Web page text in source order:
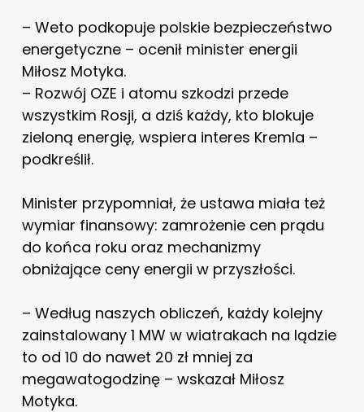
– Weto podkopuje polskie bezpieczeństwo
energetyczne – ocenił minister energii
Miłosz Motyka.
– Rozwój OZE i atomu szkodzi przede
wszystkim Rosji, a dziś każdy, kto blokuje
zieloną energię, wspiera interes Kremla –
podkreślił.
Minister przypomniał, że ustawa miała też
wymiar finansowy: zamrożenie cen prądu
do końca roku oraz mechanizmy
obniżające ceny energii w przyszłości.
– Według naszych obliczeń, każdy kolejny
zainstalowany 1 MW w wiatrakach na lądzie
to od 10 do nawet 20 zł mniej za
megawatogodzinę – wskazał Miłosz
Motyka.